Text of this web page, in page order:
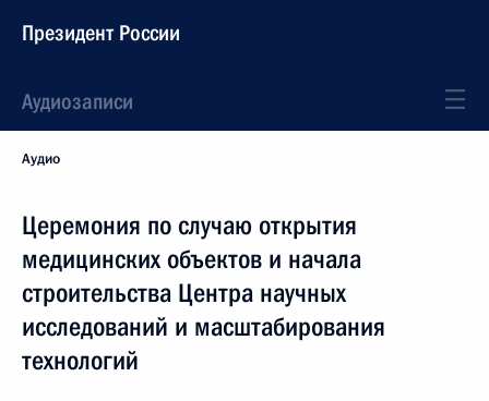
Президент России
Аудиозаписи
Аудио
Церемония по случаю открытия
медицинских объектов и начала
строительства Центра научных
исследований и масштабирования
технологий